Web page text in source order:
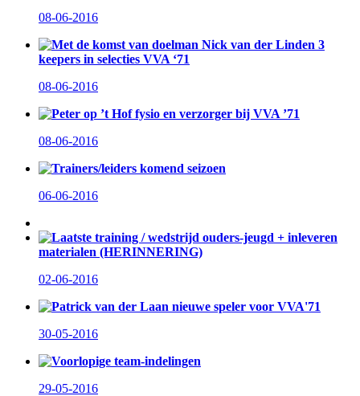
08-06-2016
Met de komst van doelman Nick van der Linden 3
keepers in selecties VVA ‘71
08-06-2016
Peter op ’t Hof fysio en verzorger bij VVA ’71
08-06-2016
Trainers/leiders komend seizoen
06-06-2016
Laatste training / wedstrijd ouders-jeugd + inleveren
materialen (HERINNERING)
02-06-2016
Patrick van der Laan nieuwe speler voor VVA'71
30-05-2016
Voorlopige team-indelingen
29-05-2016